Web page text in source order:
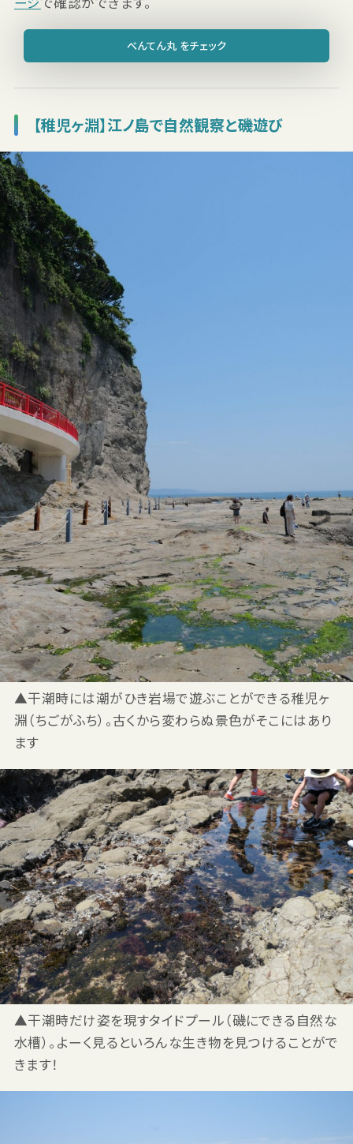
べんてん丸 をチェック
【稚児ヶ淵】江ノ島で自然観察と磯遊び
▲干潮時には潮がひき岩場で遊ぶことができる稚児ヶ
淵（ちごがふち）。古くから変わらぬ景色がそこにはあり
ます
▲干潮時だけ姿を現すタイドプール（磯にできる自然な
水槽）。よーく見るといろんな生き物を見つけることがで
きます！